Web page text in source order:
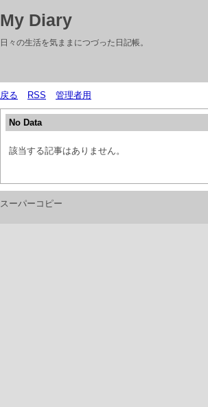
My Diary
日々の生活を気ままにつづった日記帳。
戻る RSS 管理者用
No Data
該当する記事はありません。
スーパーコピー